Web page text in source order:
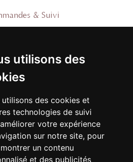
utilisons des
utilisons des cookies et
technologies de suivi
votre expérience
sur notre site, pour
un contenu
et des publicités
& Suivi
ma commande
Nouveautés
Promo Femme
Promo Homme
Promo Enfant